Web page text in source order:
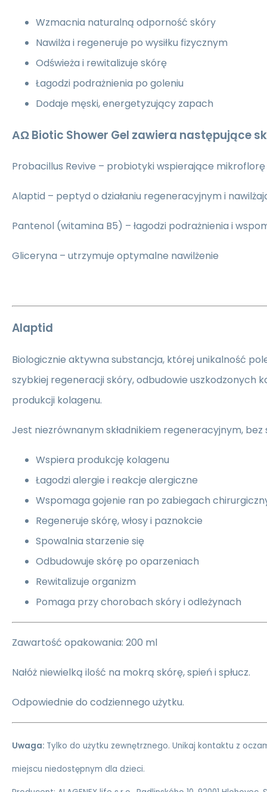
Wzmacnia naturalną odporność skóry
Nawilża i regeneruje po wysiłku fizycznym
Odświeża i rewitalizuje skórę
Łagodzi podrażnienia po goleniu
Dodaje męski, energetyzujący zapach
ΑΩ Biotic Shower Gel zawiera następujące
Probacillus Revive – probiotyki wspierające
Alaptid – peptyd o działaniu regeneracyjnym i
Pantenol (witamina B5) – łagodzi podrażnienia i
Gliceryna – utrzymuje optymalne nawilżenie
Alaptid
Biologicznie aktywna substancja, której unikalność
szybkiej regeneracji skóry, odbudowie uszkodzonych
produkcji kolagenu.
Jest niezrównanym składnikiem regeneracyjnym,
Wspiera produkcję kolagenu
Łagodzi alergie i reakcje alergiczne
Wspomaga gojenie ran po zabiegach
Regeneruje skórę, włosy i paznokcie
Spowalnia starzenie się
Odbudowuje skórę po oparzeniach
Rewitalizuje organizm
Pomaga przy chorobach skóry i odleżynach
Zawartość opakowania: 200 ml
Nałóż niewielką ilość na mokrą skórę, spień i spłucz.
Odpowiednie do codziennego użytku.
Uwaga: Tylko do użytku zewnętrznego. Unikaj kontaktu z
miejscu niedostępnym dla dzieci.